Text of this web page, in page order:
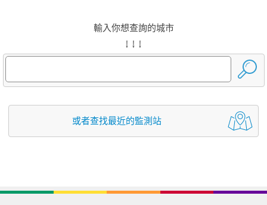
輸入你想查詢的城市
↓ ↓ ↓
或者查找最近的監測站